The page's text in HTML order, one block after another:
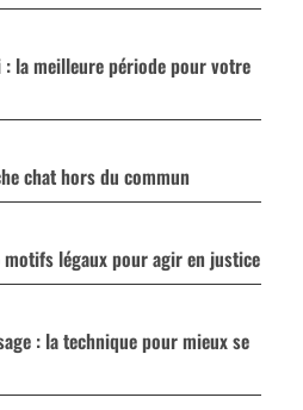
la meilleure période pour votre
chat hors du commun
légaux pour agir en justice
: la technique pour mieux se